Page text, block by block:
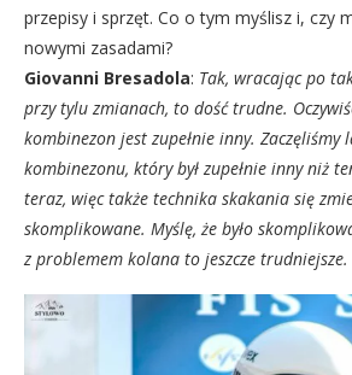
przepisy i sprzęt. Co o tym myślisz i, czy
nowymi zasadami?
Giovanni Bresadola: Tak, wracając po
przy tylu zmianach, to dość trudne.
kombinezon jest zupełnie inny. Zaczęliśmy
kombinezonu, który był zupełnie inny niż
teraz, więc także technika skakania się
skomplikowane. Myślę, że było
z problemem kolana to jeszcze trudniejsze.